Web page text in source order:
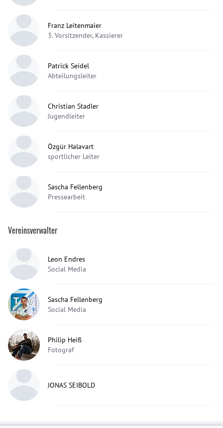
Franz Leitenmaier
3. Vorsitzender, Kassierer
Patrick Seidel
Abteilungsleiter
Christian Stadler
Jugendleiter
Özgür Halavart
sportlicher Leiter
Sascha Fellenberg
Pressearbeit
Vereinsverwalter
Leon Endres
Social Media
Sascha Fellenberg
Social Media
Philip Heiß
Fotograf
JONAS SEIBOLD